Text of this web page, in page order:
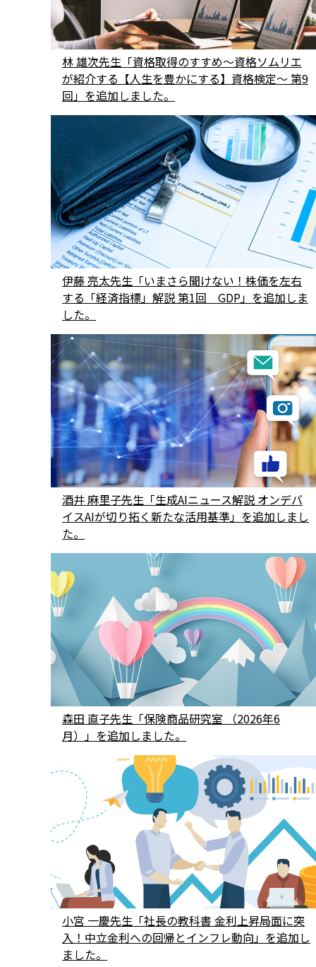
林 雄次先生「資格取得のすすめ〜資格ソムリエ
が紹介する【人生を豊かにする】資格検定～ 第9
回」を追加しました。
伊藤 亮太先生「いまさら聞けない！株価を左右
する「経済指標」解説 第1回 GDP」を追加しま
した。
酒井 麻里子先生「生成AIニュース解説 オンデバ
イスAIが切り拓く新たな活用基準」を追加しまし
た。
森田 直子先生「保険商品研究室 （2026年6
月）」を追加しました。
小宮 一慶先生「社長の教科書 金利上昇局面に突
入！中立金利への回帰とインフレ動向」を追加し
ました。